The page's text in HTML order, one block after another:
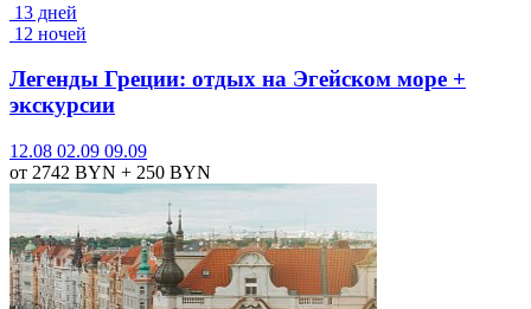
13 дней
12 ночей
Легенды Греции: отдых на Эгейском море +
экскурсии
12.08 02.09 09.09
от 2742 BYN + 250 BYN